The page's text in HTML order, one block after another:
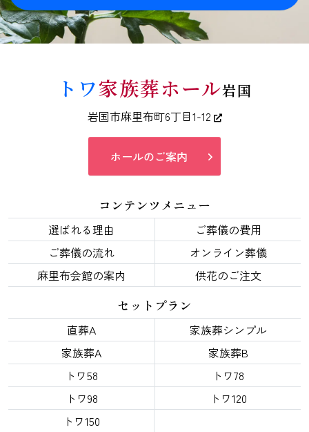
トワ家族葬ホール岩国
岩国市麻里布町6丁目1-12
ホールのご案内
コンテンツメニュー
選ばれる理由
ご葬儀の費用
ご葬儀の流れ
オンライン葬儀
麻里布会館の案内
供花のご注文
セットプラン
直葬A
家族葬シンプル
家族葬A
家族葬B
トワ58
トワ78
トワ98
トワ120
トワ150